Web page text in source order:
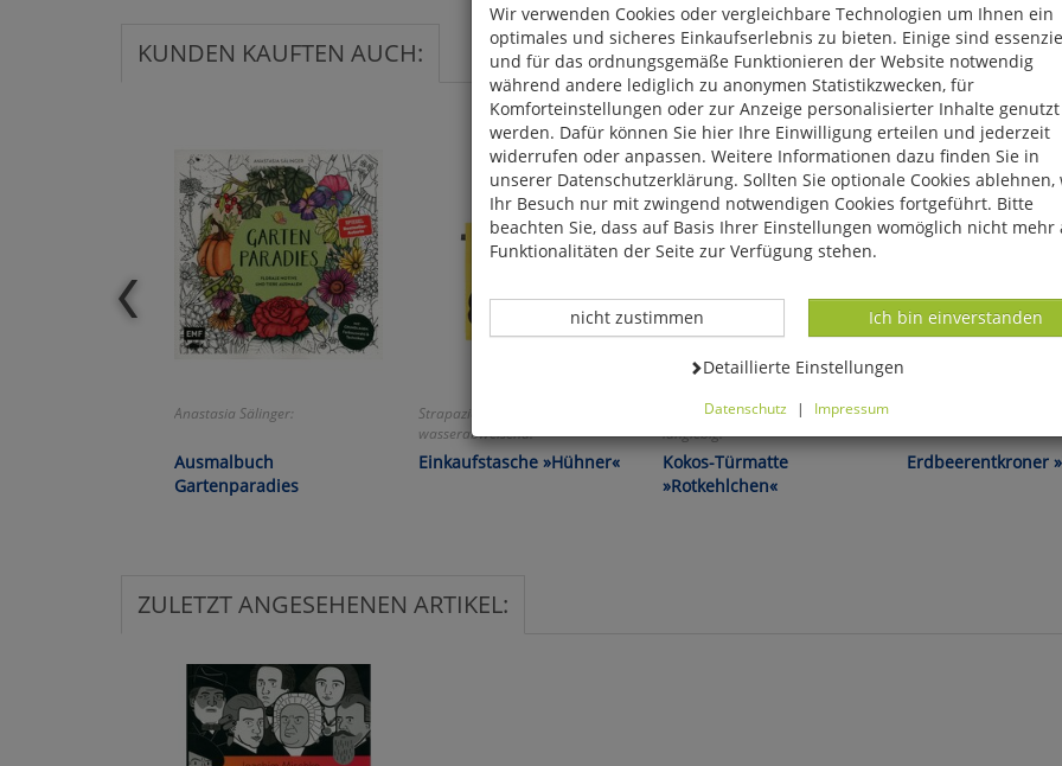
KUNDEN KAUFTEN AUCH:
Anastasia Sälinger:
Ausmalbuch
Gartenparadies
Strapazierfähig und
wasserabweisend!
Einkaufstasche »Hühner«
Dekorativ, einladend und
langlebig!
Kokos-Türmatte
»Rotkehlchen«
Erdbeerentkroner
ZULETZT ANGESEHENEN ARTIKEL:
Wir verwenden Cookies oder vergleichbare Technologien um Ihnen ein
optimales und sicheres Einkaufserlebnis zu bieten. Einige sind
und für das ordnungsgemäße Funktionieren der Website notwendig
während andere lediglich zu anonymen Statistikzwecken, für
Komforteinstellungen oder zur Anzeige personalisierter Inhalte genutzt
werden. Dafür können Sie hier Ihre Einwilligung erteilen und jederzeit
widerrufen oder anpassen. Weitere Informationen dazu finden Sie in
unserer Datenschutzerklärung. Sollten Sie optionale Cookies ablehnen,
Ihr Besuch nur mit zwingend notwendigen Cookies fortgeführt. Bitte
beachten Sie, dass auf Basis Ihrer Einstellungen womöglich nicht mehr
Funktionalitäten der Seite zur Verfügung stehen.
Datenverarbeitung -
Ich bin einverstanden
Datenverarbeitung -
nicht zustimmen
Datenverarbeitung -
Detaillierte Einstellungen
Datenschutz | Impressum
Cookies ablehnen, wird Ihr Besuch nur mit zwingend notwendigen
fortgeführt. Bitte beachten Sie, dass auf Basis Ihrer Einstellungen